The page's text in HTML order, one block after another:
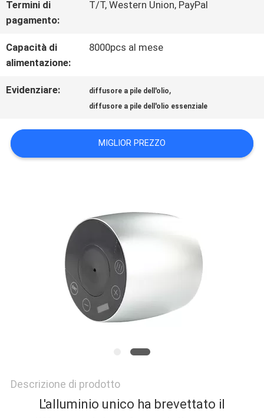
QUALITÀ
CONTATTICI
RICHIEDA
PRIVACY
Termini di
pagamento:
T/T, Western Union, PayPal
Capacità di
alimentazione:
8000pcs al mese
Evidenziare: diffusore a pile dell'olio,
diffusore a pile dell'olio essenziale
MIGLIOR PREZZO
Descrizione di prodotto
L'alluminio unico ha brevettato il